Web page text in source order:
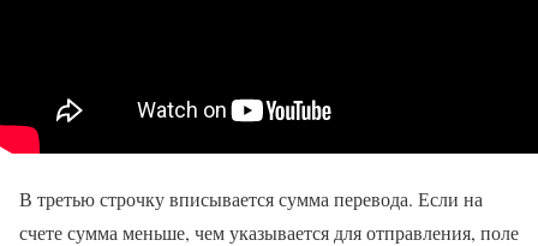
В третью строчку вписывается сумма перевода. Если на
счете сумма меньше, чем указывается для отправления, поле